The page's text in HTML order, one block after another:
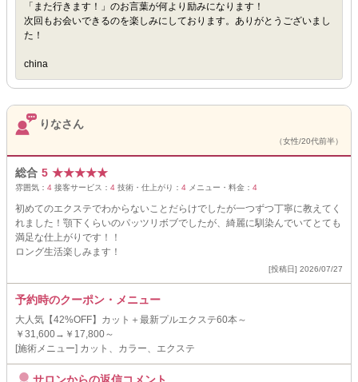
「また行きます！」のお言葉が何より励みになります！
次回もお会いできるのを楽しみにしております。ありがとうございまし
た！
china
りなさん
（女性/20代前半）
総合 5 ★★★★★
雰囲気： 4 接客サービス： 4 技術・仕上がり： 4 メニュー・料金： 4
初めてのエクステでわからないことだらけでしたが一つずつ丁寧に教えてく
れました！顎下くらいのパッツリボブでしたが、綺麗に馴染んでいてとても
満足な仕上がりです！！
ロング生活楽しみます！
[投稿日] 2026/07/27
予約時のクーポン・メニュー
大人気【42%OFF】カット＋最新プルエクステ60本～
￥31,600→￥17,800～
[施術メニュー] カット、カラー、エクステ